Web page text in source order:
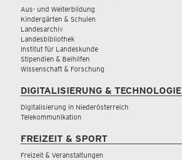
Aus- und Weiterbildung
Kindergärten & Schulen
Landesarchiv
Landesbibliothek
Institut für Landeskunde
Stipendien & Beihilfen
Wissenschaft & Forschung
DIGITALISIERUNG & TECHNOLOGIE
Digitalisierung in Niederösterreich
Telekommunikation
FREIZEIT & SPORT
Freizeit & Veranstaltungen